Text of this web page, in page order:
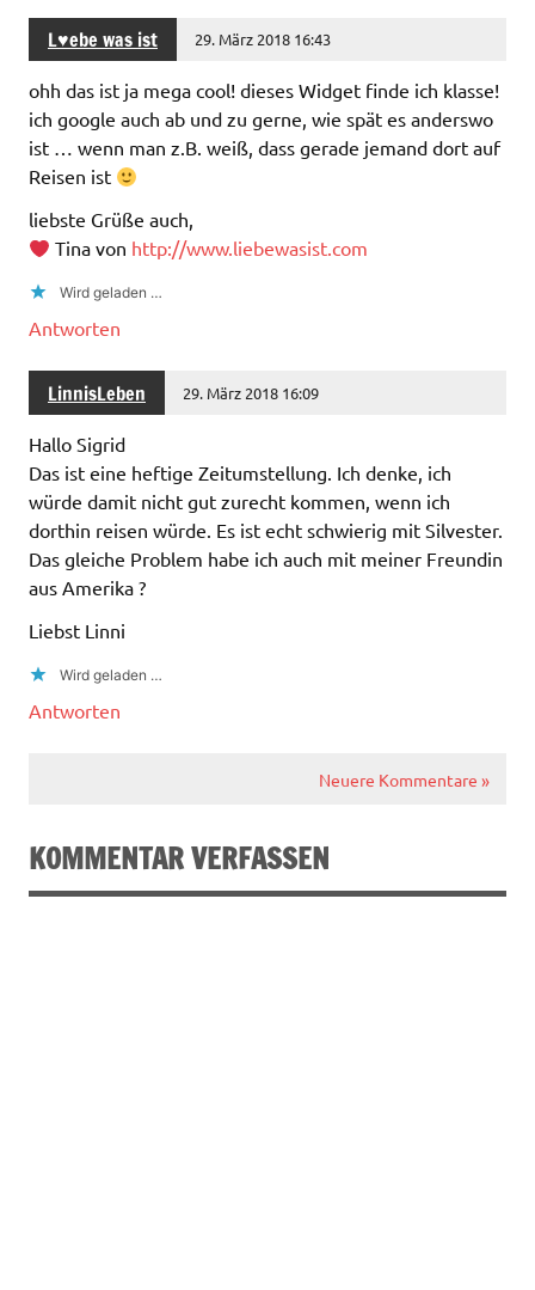
L♥ebe was ist 29. März 2018 16:43
ohh das ist ja mega cool! dieses Widget finde ich klasse!
ich google auch ab und zu gerne, wie spät es anderswo
ist … wenn man z.B. weiß, dass gerade jemand dort auf
Reisen ist
liebste Grüße auch,
Tina von http://www.liebewasist.com
Wird geladen …
Antworten
LinnisLeben 29. März 2018 16:09
Hallo Sigrid
Das ist eine heftige Zeitumstellung. Ich denke, ich
würde damit nicht gut zurecht kommen, wenn ich
dorthin reisen würde. Es ist echt schwierig mit Silvester.
Das gleiche Problem habe ich auch mit meiner Freundin
aus Amerika ?
Liebst Linni
Wird geladen …
Antworten
Neuere Kommentare »
KOMMENTAR VERFASSEN